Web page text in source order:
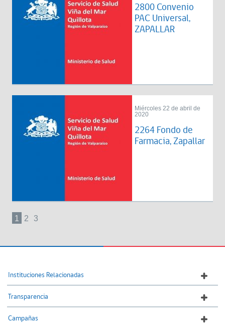
2800 Convenio
PAC Universal,
ZAPALLAR
Miércoles 22 de abril de
2020
2264 Fondo de
Farmacia, Zapallar
1 2 3
Instituciones Relacionadas
Transparencia
Campañas